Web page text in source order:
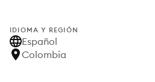
IDIOMA Y REGIÓN
Español
Colombia